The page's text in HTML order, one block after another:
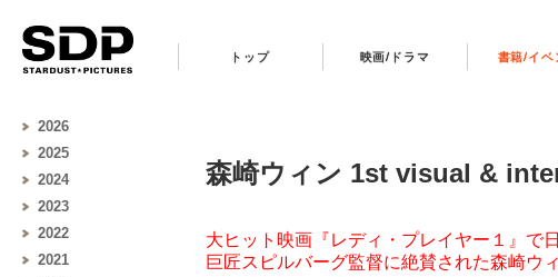
トップ 映画/ドラマ 書籍/イベ
2026
2025
2024
2023
2022
2021
森崎ウィン 1st visual &
大ヒット映画『レディ・プレイヤー１』で
巨匠スピルバーグ監督に絶賛された森崎ウ